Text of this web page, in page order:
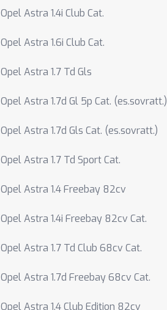
Opel Astra 1.4i Club Cat.
Opel Astra 1.6i Club Cat.
Opel Astra 1.7 Td Gls
Opel Astra 1.7d Gl 5p Cat. (es.sovratt.)
Opel Astra 1.7d Gls Cat. (es.sovratt.)
Opel Astra 1.7 Td Sport Cat.
Opel Astra 1.4 Freebay 82cv
Opel Astra 1.4i Freebay 82cv Cat.
Opel Astra 1.7 Td Club 68cv Cat.
Opel Astra 1.7d Freebay 68cv Cat.
Opel Astra 1.4 Club Edition 82cv